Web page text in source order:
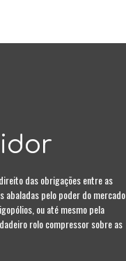
das obrigações entre as
pelo poder do mercado
ou até mesmo pela
rolo compressor sobre as